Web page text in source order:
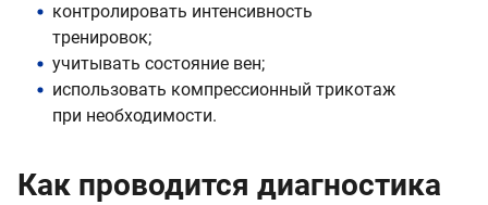
контролировать интенсивность
тренировок;
учитывать состояние вен;
использовать компрессионный трикотаж
при необходимости.
Как проводится диагностика